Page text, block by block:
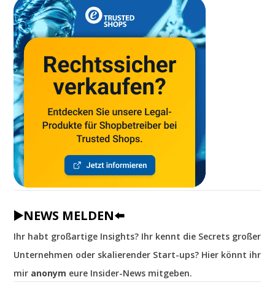
▶️NEWS MELDEN⬅️
Ihr habt großartige Insights? Ihr kennt die Secrets großer
Unternehmen oder skalierender Start-ups? Hier könnt ihr
mir anonym eure Insider-News mitgeben.